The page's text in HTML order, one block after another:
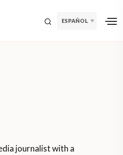
ESPAÑOL
journalist with a